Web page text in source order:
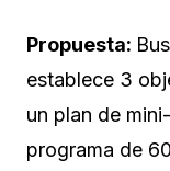
Propuesta:
establece 3
un plan de
programa de